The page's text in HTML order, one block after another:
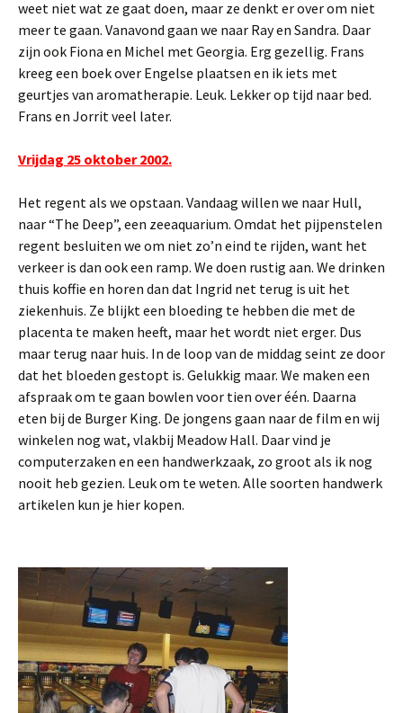
weet niet wat ze gaat doen, maar ze denkt er over om niet
meer te gaan. Vanavond gaan we naar Ray en Sandra. Daar
zijn ook Fiona en Michel met Georgia. Erg gezellig. Frans
kreeg een boek over Engelse plaatsen en ik iets met
geurtjes van aromatherapie. Leuk. Lekker op tijd naar bed.
Frans en Jorrit veel later.
Vrijdag 25 oktober 2002.
Het regent als we opstaan. Vandaag willen we naar Hull,
naar “The Deep”, een zeeaquarium. Omdat het pijpenstelen
regent besluiten we om niet zo’n eind te rijden, want het
verkeer is dan ook een ramp. We doen rustig aan. We drinken
thuis koffie en horen dan dat Ingrid net terug is uit het
ziekenhuis. Ze blijkt een bloeding te hebben die met de
placenta te maken heeft, maar het wordt niet erger. Dus
maar terug naar huis. In de loop van de middag seint ze door
dat het bloeden gestopt is. Gelukkig maar. We maken een
afspraak om te gaan bowlen voor tien over één. Daarna
eten bij de Burger King. De jongens gaan naar de film en wij
winkelen nog wat, vlakbij Meadow Hall. Daar vind je
computerzaken en een handwerkzaak, zo groot als ik nog
nooit heb gezien. Leuk om te weten. Alle soorten handwerk
artikelen kun je hier kopen.